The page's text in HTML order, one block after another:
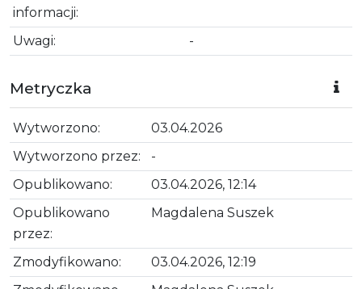
informacji:
Uwagi: -
Metryczka
Wytworzono:
03.04.2026
Wytworzono przez:
-
Opublikowano:
03.04.2026, 12:14
Opublikowano
przez:
Magdalena Suszek
Zmodyfikowano:
03.04.2026, 12:19